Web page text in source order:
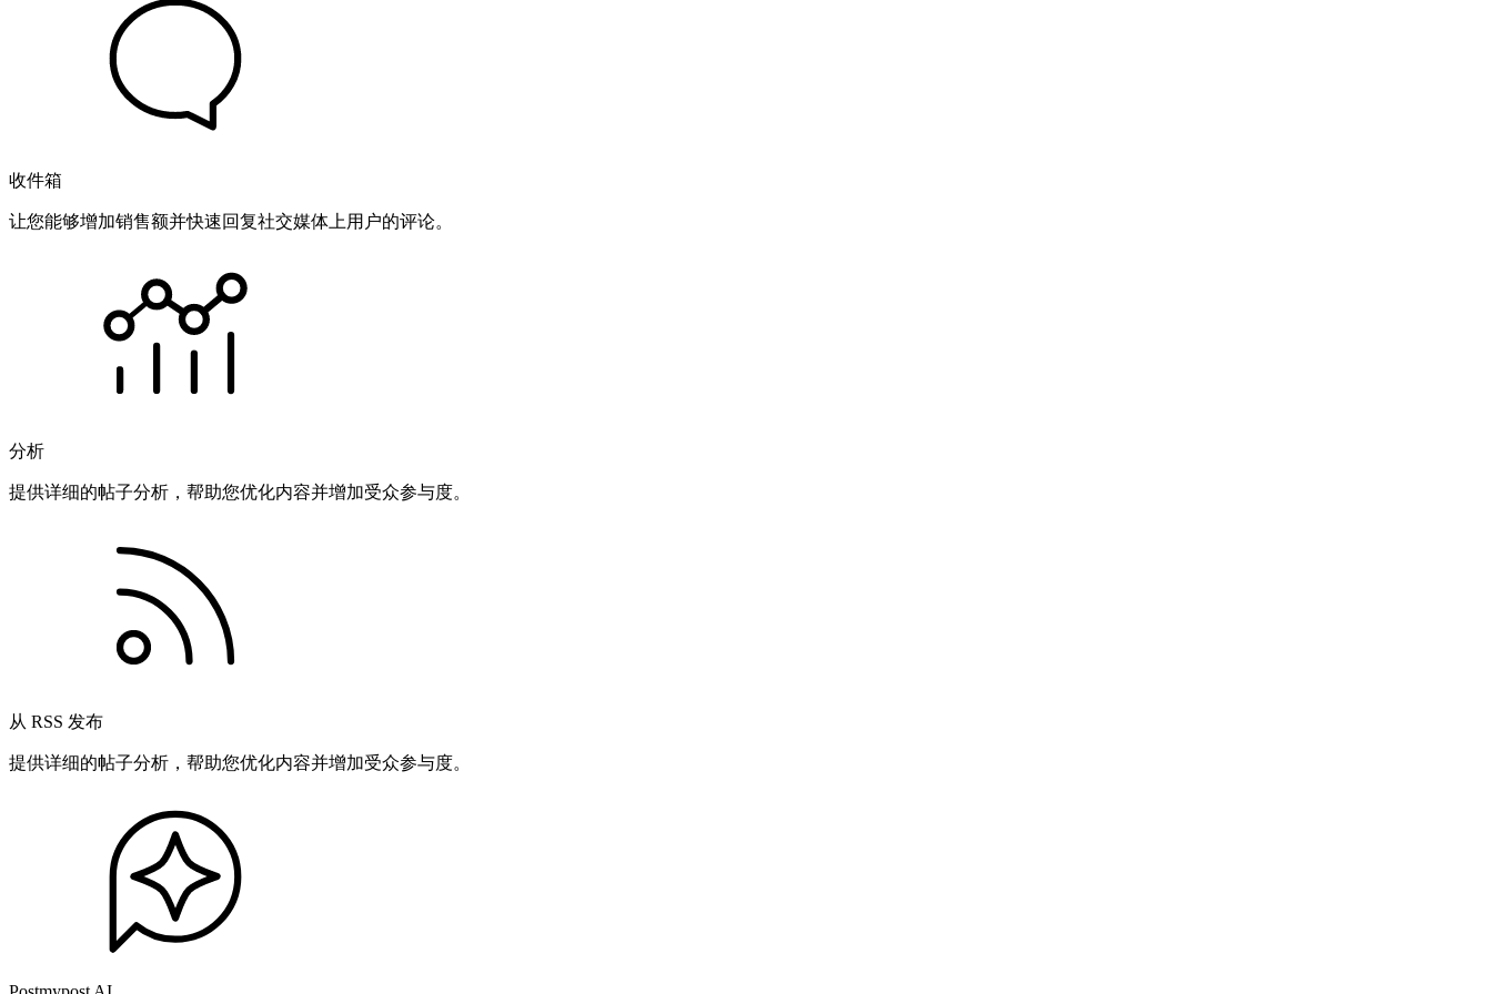
收件箱
让您能够增加销售额并快速回复社交媒体上用户的评论。
分析
提供详细的帖子分析，帮助您优化内容并增加受众参与度。
从 RSS 发布
提供详细的帖子分析，帮助您优化内容并增加受众参与度。